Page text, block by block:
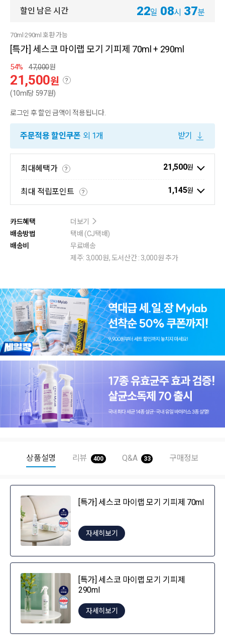
할인 남은 시간 22일 08시 37분
70ml·290ml 호환 가능
[특가] 세스코 마이랩 모기 기피제 70ml + 290ml
54% 47,000원
21,500원 ?
(10ml당 597원)
로그인 후 할인 금액이 적용됩니다.
주문적용 할인쿠폰 외 1개 받기
최대혜택가 ? 21,500원
최대 적립포인트 ? 1,145원
카드혜택
더보기
배송방법
택배 (CJ택배)
배송비
무료배송
제주: 3,000원, 도서산간 : 3,000원 추가
상품설명 리뷰 400 Q&A 33 구매정보
[특가] 세스코 마이랩 모기 기피제 70ml
자세히보기
[특가] 세스코 마이랩 모기 기피제
290ml
자세히보기